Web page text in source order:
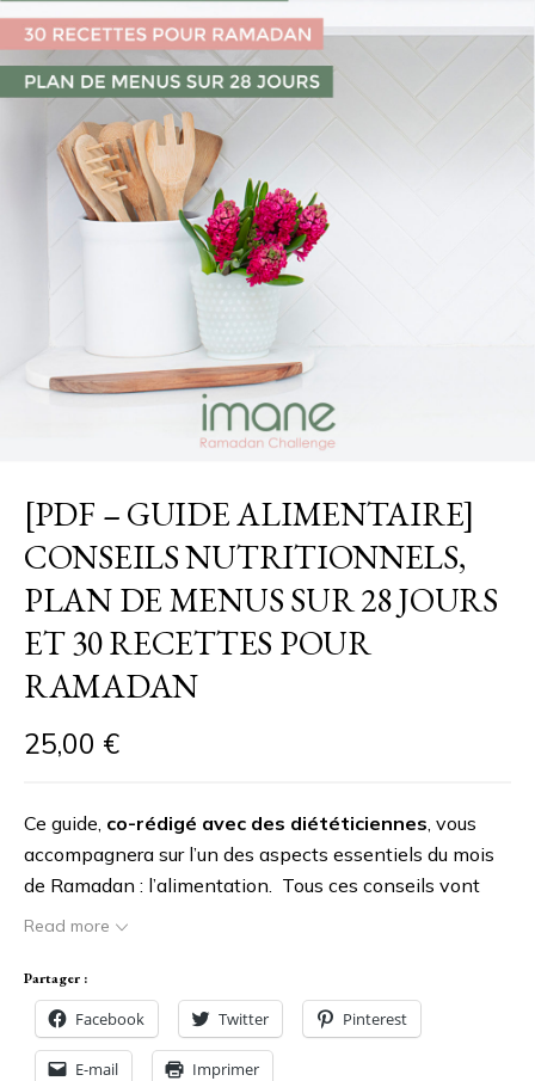
[PDF – GUIDE ALIMENTAIRE]
CONSEILS NUTRITIONNELS,
PLAN DE MENUS SUR 28 JOURS
ET 30 RECETTES POUR
RAMADAN
25,00 €
Ce guide, co-rédigé avec des diététiciennes, vous
accompagnera sur l’un des aspects essentiels du mois
de Ramadan : l’alimentation. Tous ces conseils vont
vous aider à faire que ce mois de privation soit
de menus
cuisine
, de vous faciliter la vie et régaler votre famille
tout en veillant à l’équilibre de tous les repas.
Read more
Partager :
Facebook Twitter Pinterest
E-mail Imprimer